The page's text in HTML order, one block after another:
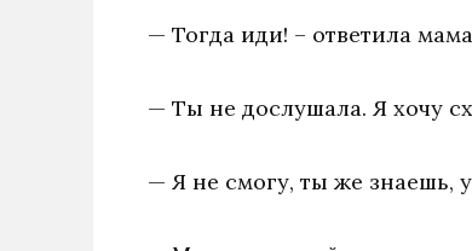
— Тогда иди! – ответила
— Ты не дослушала. Я хочу
— Я не смогу, ты же знаешь,